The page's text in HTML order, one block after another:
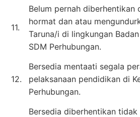
11.
Belum pernah diberhentikan
hormat dan atau
Taruna/i di lingkungan
SDM Perhubungan.
12.
Bersedia mentaati segala
pelaksanaan pendidikan di
Perhubungan.
Bersedia diberhentikan